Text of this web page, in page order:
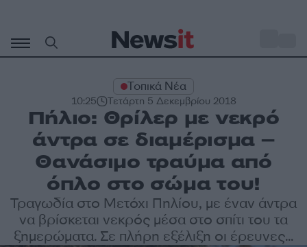
περιεχόμενο
Τοπικά Νέα
10:25 Τετάρτη 5 Δεκεμβρίου 2018
Πήλιο: Θρίλερ με νεκρό
άντρα σε διαμέρισμα –
Θανάσιμο τραύμα από
όπλο στο σώμα του!
Τραγωδία στο Μετόχι Πηλίου, με έναν άντρα
να βρίσκεται νεκρός μέσα στο σπίτι του τα
ξημερώματα. Σε πλήρη εξέλιξη οι έρευνες...